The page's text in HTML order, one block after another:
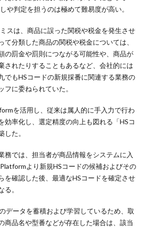
や判定を担うのは極めて難易度が高い。
スは、商品に誤った関税や税金を発生させ
て分類した商品の関税や税金については、
の罰金や罰則につながる可能性や、商品が
されたりすることもあるなど、会社的には
でもHSコードの新規採番に関連する業務の
フに委ねられていた。
を活用し、従来は属人的に手入力で行わ
効率化し、選定精度の向上も図れる「HSコ
した。
務では、担当者が商品情報をシステムに入
より新規HSコードの候補およびその
を確認した後、最適なHSコードを確定させ
。
データを蓄積および学習しているため、取
商品名や型番などが存在した場合は、該当